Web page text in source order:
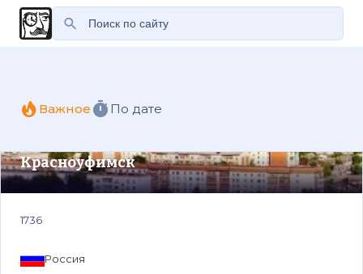
Важное По дате
Красноуфимск
1736
Россия